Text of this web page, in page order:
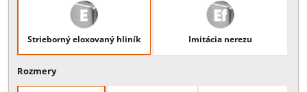
Povrchové úpravy